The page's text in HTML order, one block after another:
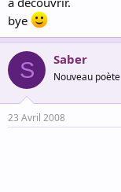
bye
S Saber
Nouveau poète
23 Avril 2008